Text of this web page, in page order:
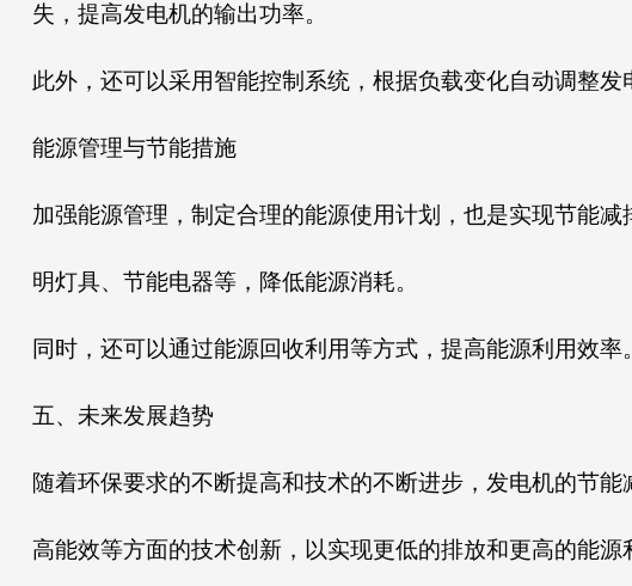
失，提高发电机的输出功率。
此外，还可以采用智能控制系统，根据负载变化自动调整发
能源管理与节能措施
加强能源管理，制定合理的能源使用计划，也是实现节能
明灯具、节能电器等，降低能源消耗。
同时，还可以通过能源回收利用等方式，提高能源利用效
五、未来发展趋势
随着环保要求的不断提高和技术的不断进步，发电机的节
高能效等方面的技术创新，以实现更低的排放和更高的能源